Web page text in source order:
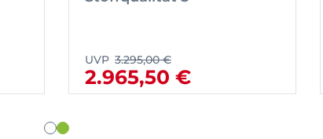
UVP 3.295,00 €
2.965,50 €